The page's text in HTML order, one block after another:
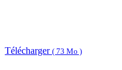
Télécharger ( 73 Mo )